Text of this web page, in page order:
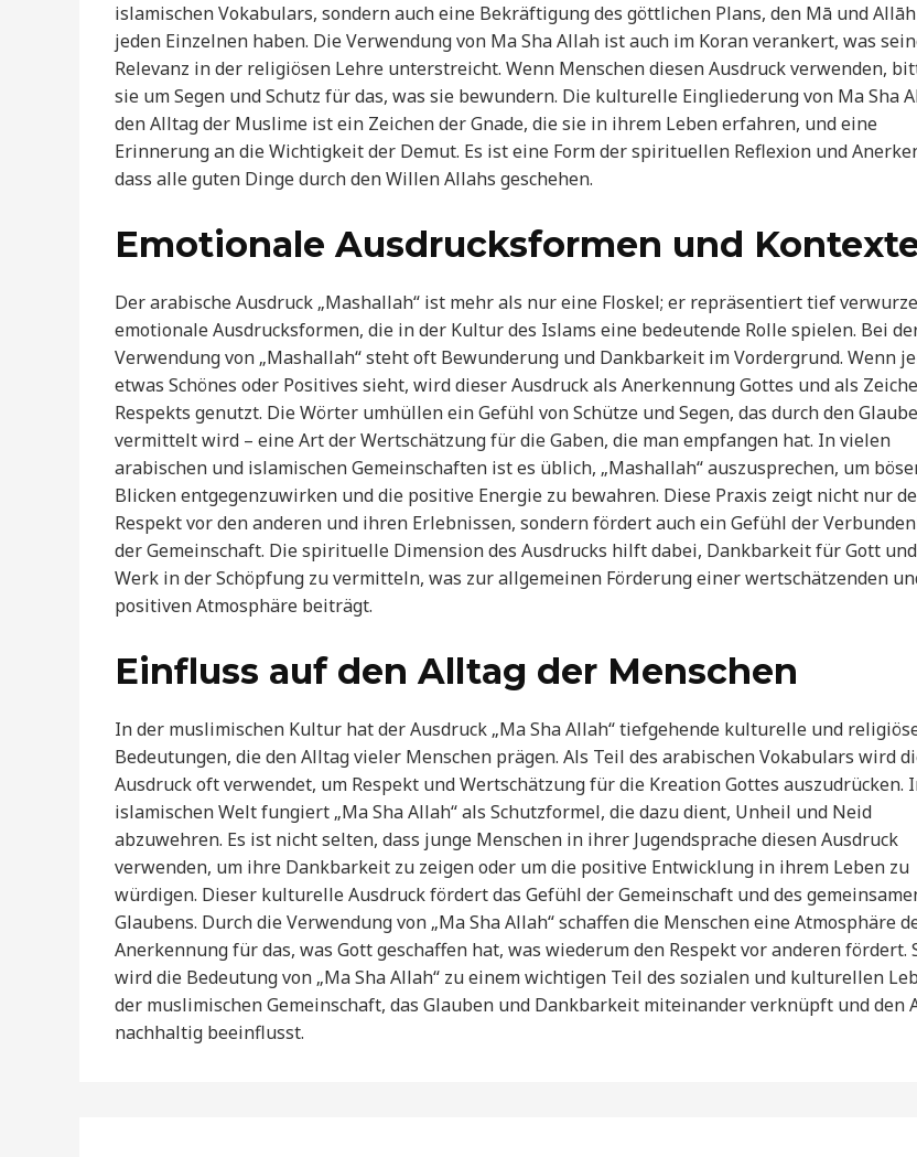
islamischen Vokabulars, sondern auch eine Bekräftigung des göttlichen Plans, den Mā und
jeden Einzelnen haben. Die Verwendung von Ma Sha Allah ist auch im Koran verankert, was
Relevanz in der religiösen Lehre unterstreicht. Wenn Menschen diesen Ausdruck verwenden,
sie um Segen und Schutz für das, was sie bewundern. Die kulturelle Eingliederung von Ma Sha
den Alltag der Muslime ist ein Zeichen der Gnade, die sie in ihrem Leben erfahren, und eine
Erinnerung an die Wichtigkeit der Demut. Es ist eine Form der spirituellen Reflexion und
dass alle guten Dinge durch den Willen Allahs geschehen.
Emotionale Ausdrucksformen und
Der arabische Ausdruck „Mashallah“ ist mehr als nur eine Floskel; er repräsentiert tief
emotionale Ausdrucksformen, die in der Kultur des Islams eine bedeutende Rolle spielen. Bei
Verwendung von „Mashallah“ steht oft Bewunderung und Dankbarkeit im Vordergrund. Wenn
etwas Schönes oder Positives sieht, wird dieser Ausdruck als Anerkennung Gottes und als
Respekts genutzt. Die Wörter umhüllen ein Gefühl von Schütze und Segen, das durch den
vermittelt wird – eine Art der Wertschätzung für die Gaben, die man empfangen hat. In vielen
arabischen und islamischen Gemeinschaften ist es üblich, „Mashallah“ auszusprechen, um
Blicken entgegenzuwirken und die positive Energie zu bewahren. Diese Praxis zeigt nicht nur
Respekt vor den anderen und ihren Erlebnissen, sondern fördert auch ein Gefühl der
der Gemeinschaft. Die spirituelle Dimension des Ausdrucks hilft dabei, Dankbarkeit für Gott
Werk in der Schöpfung zu vermitteln, was zur allgemeinen Förderung einer wertschätzenden
positiven Atmosphäre beiträgt.
Einfluss auf den Alltag der Menschen
In der muslimischen Kultur hat der Ausdruck „Ma Sha Allah“ tiefgehende kulturelle und
Bedeutungen, die den Alltag vieler Menschen prägen. Als Teil des arabischen Vokabulars wird
Ausdruck oft verwendet, um Respekt und Wertschätzung für die Kreation Gottes auszudrücken.
islamischen Welt fungiert „Ma Sha Allah“ als Schutzformel, die dazu dient, Unheil und Neid
abzuwehren. Es ist nicht selten, dass junge Menschen in ihrer Jugendsprache diesen Ausdruck
verwenden, um ihre Dankbarkeit zu zeigen oder um die positive Entwicklung in ihrem Leben zu
würdigen. Dieser kulturelle Ausdruck fördert das Gefühl der Gemeinschaft und des
Glaubens. Durch die Verwendung von „Ma Sha Allah“ schaffen die Menschen eine Atmosphäre
Anerkennung für das, was Gott geschaffen hat, was wiederum den Respekt vor anderen fördert.
wird die Bedeutung von „Ma Sha Allah“ zu einem wichtigen Teil des sozialen und kulturellen
der muslimischen Gemeinschaft, das Glauben und Dankbarkeit miteinander verknüpft und den
nachhaltig beeinflusst.